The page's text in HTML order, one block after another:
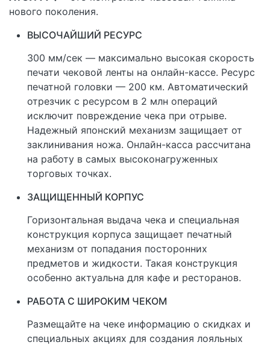
нового поколения.
ВЫСОЧАЙШИЙ РЕСУРС
300 мм/сек — максимально высокая скорость
печати чековой ленты на онлайн-кассе. Ресурс
печатной головки — 200 км. Автоматический
отрезчик с ресурсом в 2 млн операций
исключит повреждение чека при отрыве.
Надежный японский механизм защищает от
заклинивания ножа. Онлайн-касса рассчитана
на работу в самых высоконагруженных
торговых точках.
ЗАЩИЩЕННЫЙ КОРПУС
Горизонтальная выдача чека и специальная
конструкция корпуса защищает печатный
механизм от попадания посторонних
предметов и жидкости. Такая конструкция
особенно актуальна для кафе и ресторанов.
РАБОТА С ШИРОКИМ ЧЕКОМ
Размещайте на чеке информацию о скидках и
специальных акциях для создания лояльных